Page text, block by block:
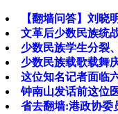
【翻墙问答】刘
文革后少数民族统
少数民族学生分裂
少数民族载歌载舞
这位知名记者面临
钟南山发话前这位
省去翻墙:港政协委